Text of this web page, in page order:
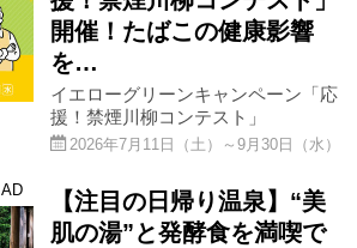
開催！たばこの健康影響
を…
イエローグリーンキャンペーン「応
援！禁煙川柳コンテスト」
2026年7月11日（土）～9月30日（水）
AD
【注目の日帰り温泉】“美
肌の湯”と発酵食を満喫で